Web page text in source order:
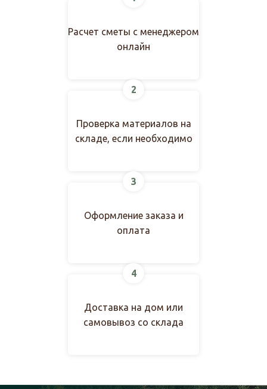
Расчет сметы с менеджером
онлайн
2
Проверка материалов на
складе, если необходимо
3
Оформление заказа и
оплата
4
Доставка на дом или
самовывоз со склада